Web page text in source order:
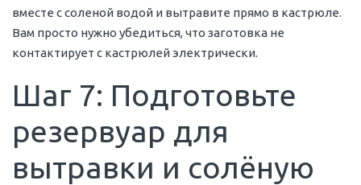
вместе с соленой водой и вытравите прямо в кастрюле.
Вам просто нужно убедиться, что заготовка не
контактирует с кастрюлей электрически.
Шаг 7: Подготовьте
резервуар для
вытравки и солёную